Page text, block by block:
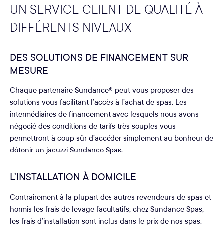
UN SERVICE CLIENT DE QUALITÉ À
DIFFÉRENTS NIVEAUX
DES SOLUTIONS DE FINANCEMENT SUR
MESURE
Chaque partenaire Sundance® peut vous proposer des
solutions vous facilitant l’accès à l’achat de spas. Les
intermédiaires de financement avec lesquels nous avons
négocié des conditions de tarifs très souples vous
permettront à coup sûr d’accéder simplement au bonheur de
détenir un jacuzzi Sundance Spas.
L’INSTALLATION À DOMICILE
Contrairement à la plupart des autres revendeurs de spas et
hormis les frais de levage facultatifs, chez Sundance Spas,
les frais d’installation sont inclus dans le prix de nos spas.